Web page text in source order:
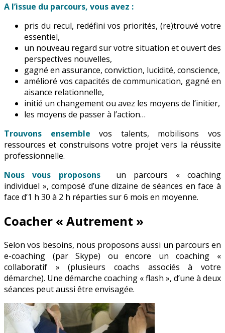
A l’issue du parcours, vous avez :
pris du recul, redéfini vos priorités, (re)trouvé votre
essentiel,
un nouveau regard sur votre situation et ouvert des
perspectives nouvelles,
gagné en assurance, conviction, lucidité, conscience,
amélioré vos capacités de communication, gagné en
aisance relationnelle,
initié un changement ou avez les moyens de l’initier,
les moyens de passer à l’action…
Trouvons ensemble vos talents, mobilisons vos
ressources et construisons votre projet vers la réussite
professionnelle.
Nous vous proposons
un parcours « coaching
individuel », composé d’une dizaine de séances en face à
face d’1 h 30 à 2 h réparties sur 6 mois en moyenne.
Coacher « Autrement »
Selon vos besoins, nous proposons aussi un parcours en
e-coaching (par Skype) ou encore un coaching «
collaboratif » (plusieurs coachs associés à votre
démarche). Une démarche coaching « flash », d’une à deux
séances peut aussi être envisagée.